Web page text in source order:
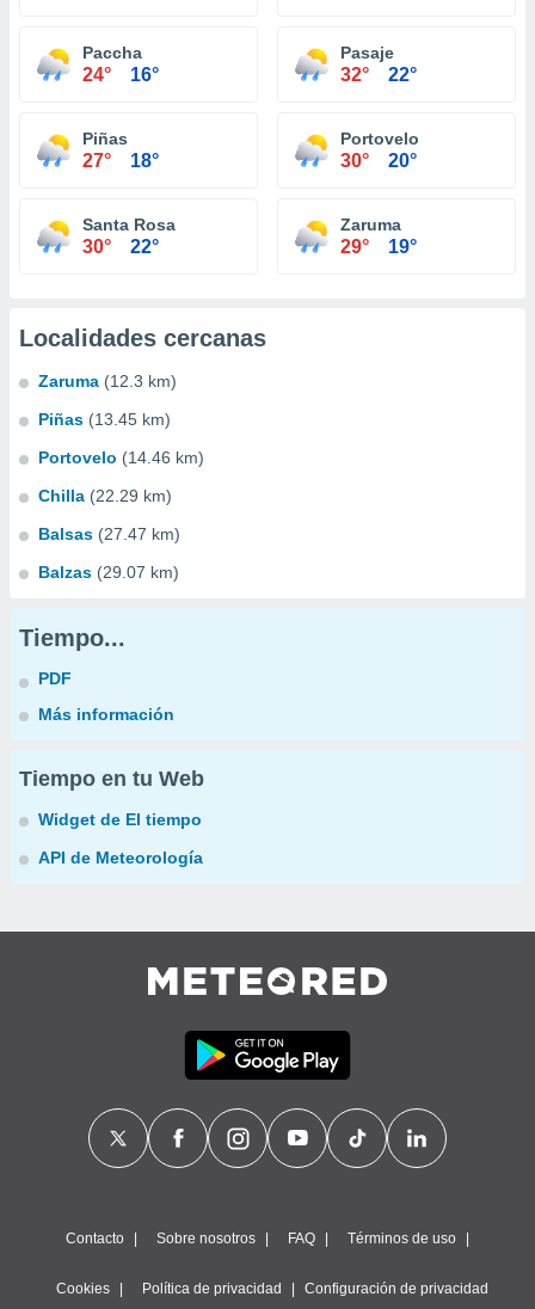
Paccha
24° 16°
Pasaje
32° 22°
Piñas
27° 18°
Portovelo
30° 20°
Santa Rosa
30° 22°
Zaruma
29° 19°
Localidades cercanas
Zaruma (12.3 km)
Piñas (13.45 km)
Portovelo (14.46 km)
Chilla (22.29 km)
Balsas (27.47 km)
Balzas (29.07 km)
Tiempo...
PDF
Más información
Tiempo en tu Web
Widget de El tiempo
API de Meteorología
Contacto Sobre nosotros FAQ Términos de uso
Cookies Política de privacidad Configuración de privacidad